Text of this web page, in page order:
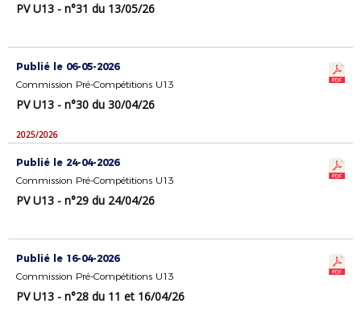
PV U13 - n°31 du 13/05/26
Publié le 06-05-2026
Commission Pré-Compétitions U13
PV U13 - n°30 du 30/04/26
2025/2026
Publié le 24-04-2026
Commission Pré-Compétitions U13
PV U13 - n°29 du 24/04/26
Publié le 16-04-2026
Commission Pré-Compétitions U13
PV U13 - n°28 du 11 et 16/04/26